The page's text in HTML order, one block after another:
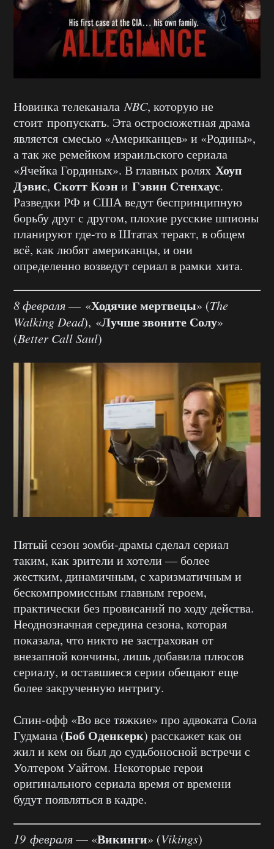
Новинка телеканала NBC, которую не
стоит пропускать. Эта остросюжетная драма
является смесью «Американцев» и «Родины»,
а так же ремейком израильского сериала
«Ячейка Гординых». В главных ролях Хоуп
Дэвис, Скотт Коэн и Гэвин Стенхаус.
Разведки РФ и США ведут беспринципную
борьбу друг с другом, плохие русские шпионы
планируют где-то в Штатах теракт, в общем
всё, как любят американцы, и они
определенно возведут сериал в рамки хита.
8 февраля— «Ходячие мертвецы» (The
Walking Dead), «Лучше звоните Солу»
(Better Call Saul)
Пятый сезон зомби-драмы сделал сериал
таким, как зрители и хотели — более
жестким, динамичным, с харизматичным и
бескомпромиссным главным героем,
практически без провисаний по ходу действа.
Неоднозначная середина сезона, которая
показала, что никто не застрахован от
внезапной кончины, лишь добавила плюсов
сериалу, и оставшиеся серии обещают еще
более закрученную интригу.
Спин-офф «Во все тяжкие» про адвоката Сола
Гудмана (Боб Оденкерк) расскажет как он
жил и кем он был до судьбоносной встречи с
Уолтером Уайтом. Некоторые герои
оригинального сериала время от времени
будут появляться в кадре.
19 февраля— «Викинги» (Vikings)